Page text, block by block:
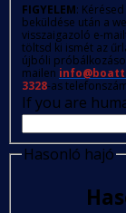
FIGYELEM:
beküldése után a
visszaigazoló e-
töltsd ki ismét az
újbóli
mailen
3328-as
If you are
Hasonló hajó